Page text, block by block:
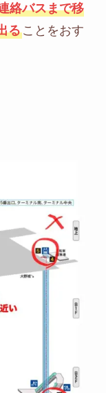
絡バスまで移
ることをおす